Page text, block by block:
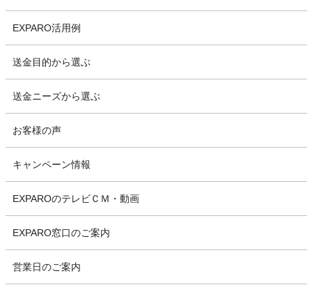
EXPARO活用例
送金目的から選ぶ
送金ニーズから選ぶ
お客様の声
キャンペーン情報
EXPAROのテレビＣＭ・動画
EXPARO窓口のご案内
営業日のご案内